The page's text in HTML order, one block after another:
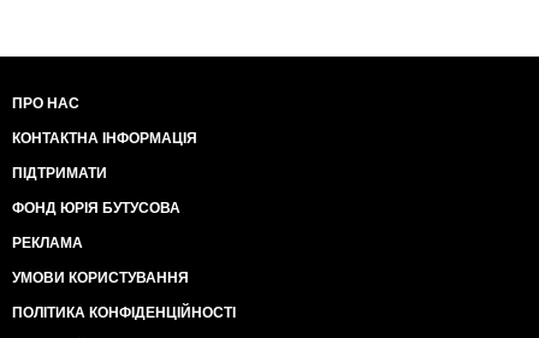
ПРО НАС
КОНТАКТНА ІНФОРМАЦІЯ
ПІДТРИМАТИ
ФОНД ЮРІЯ БУТУСОВА
РЕКЛАМА
УМОВИ КОРИСТУВАННЯ
ПОЛІТИКА КОНФІДЕНЦІЙНОСТІ